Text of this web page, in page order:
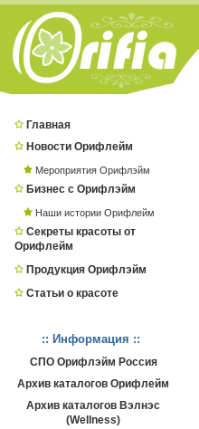
Главная
Новости Орифлейм
Мероприятия Орифлэйм
Бизнес с Орифлэйм
Наши истории Орифлейм
Секреты красоты от
Орифлейм
Продукция Орифлэйм
Статьи о красоте
:: Информация ::
СПО Орифлэйм Россия
Архив каталогов Орифлейм
Архив каталогов Вэлнэс
(Wellness)